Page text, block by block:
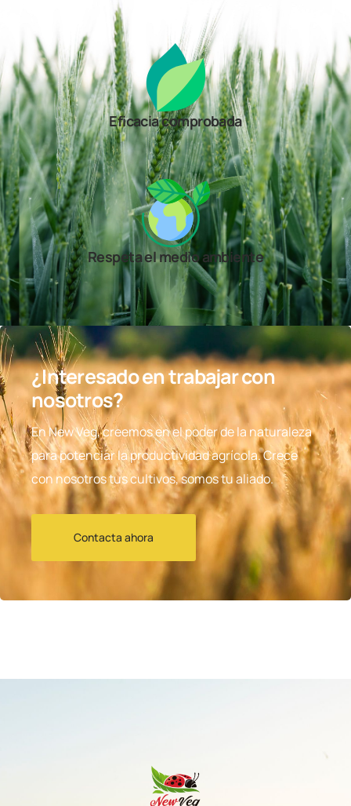
Eficacia comprobada
Respeta el medio ambiente
¿Interesado en trabajar con
nosotros?
En New Veg, creemos en el poder de la naturaleza
para potenciar la productividad agrícola. Crece
con nosotros tus cultivos, somos tu aliado.
Contacta ahora